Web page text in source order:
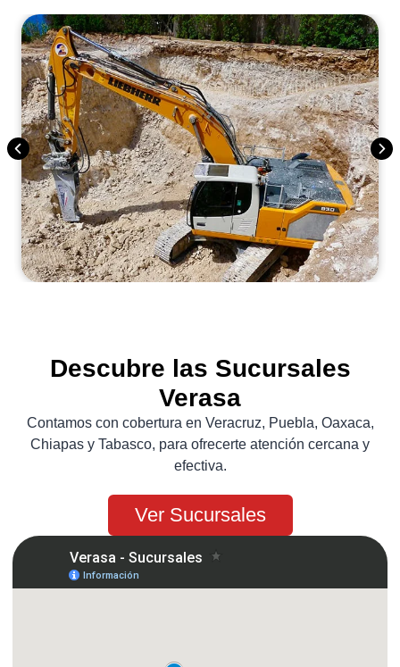
Descubre las Sucursales
Verasa
Contamos con cobertura en Veracruz, Puebla, Oaxaca,
Chiapas y Tabasco, para ofrecerte atención cercana y
efectiva.
Ver Sucursales